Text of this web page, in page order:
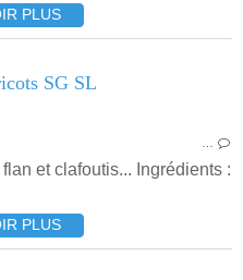
PLUS
SG SL
et clafoutis... Ingrédients :
PLUS